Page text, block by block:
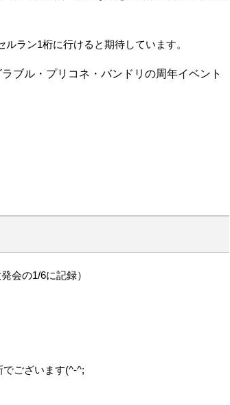
ラン1桁に行けると期待しています。
ブル・プリコネ・バンドリの周年イベント
会の1/6に記録）
ございます(^-^;